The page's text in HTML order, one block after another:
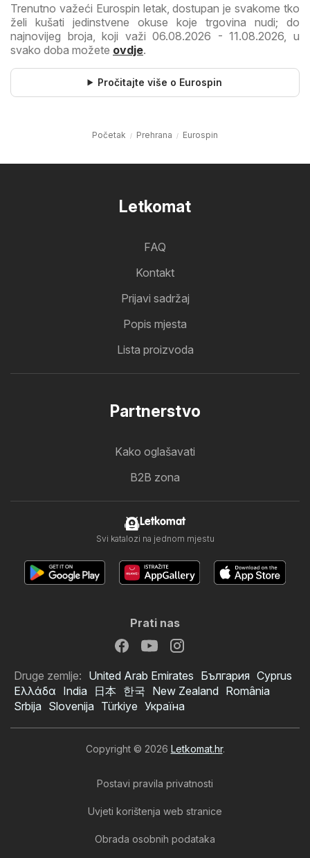
Trenutno važeći Eurospin letak, dostupan je svakome tko
želi kušati jedinstvene okuse koje trgovina nudi; do
najnovijeg broja, koji važi 06.08.2026 - 11.08.2026, u
svako doba možete ovdje.
Pročitajte više o Eurospin
Eurospin katalog
Početak Prehrana Eurospin
Letkomat
FAQ
Kontakt
Prijavi sadržaj
Popis mjesta
Lista proizvoda
Partnerstvo
Kako oglašavati
B2B zona
Letkomat
Svi katalozi na jednom mjestu
Prati nas
Druge zemlje: United Arab Emirates България Cyprus
Ελλάδα India 日本 한국 New Zealand România
Srbija Slovenija Türkiye Україна
Copyright © 2026 Letkomat.hr.
Postavi pravila privatnosti
Uvjeti korištenja web stranice
Obrada osobnih podataka